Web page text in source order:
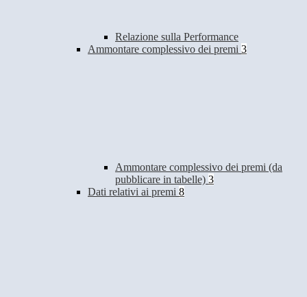
Relazione sulla Performance
Ammontare complessivo dei premi 3
Ammontare complessivo dei premi (da
pubblicare in tabelle) 3
Dati relativi ai premi 8